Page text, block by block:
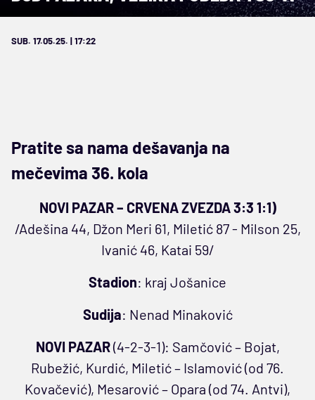
SUB. 17.05.25. | 17:22
Pratite sa nama dešavanja na
mečevima 36. kola
NOVI PAZAR – CRVENA ZVEZDA 3:3 1:1)
/Adešina 44, Džon Meri 61, Miletić 87 - Milson 25,
Ivanić 46, Katai 59/
Stadion: kraj Jošanice
Sudija: Nenad Minaković
NOVI PAZAR(4-2-3-1): Samčović – Bojat,
Rubežić, Kurdić, Miletić – Islamović (od 76.
Kovačević), Mesarović – Opara (od 74. Antvi),